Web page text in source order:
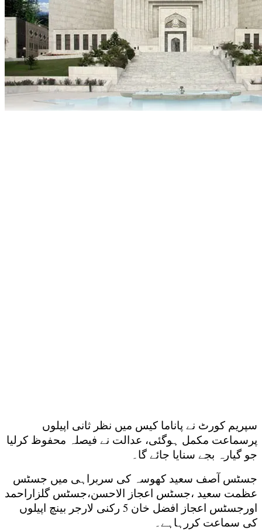
سپریم کورٹ نے پاناما کیس میں نظر ثانی اپیلوں
پرسماعت مکمل ہوگئی، عدالت نے فیصلہ محفوظ کرلیا
جو گیارہ بجے سنایا جائے گا۔
جسٹس آصف سعید کھوسہ کی سربراہی میں جسٹس
عظمت سعید ،جسٹس اعجاز الاحسن،جسٹس گلزاراحمد
اورجسٹس اعجاز افضل خان 5 رکنی لارجر بینچ اپیلوں
کی سماعت کررہاہے۔